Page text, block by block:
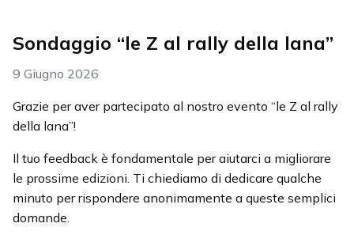
Sondaggio “le Z al rally della lana”
9 Giugno 2026
Grazie per aver partecipato al nostro evento “le Z al rally
della lana”!
Il tuo feedback è fondamentale per aiutarci a migliorare
le prossime edizioni. Ti chiediamo di dedicare qualche
minuto per rispondere anonimamente a queste semplici
domande.